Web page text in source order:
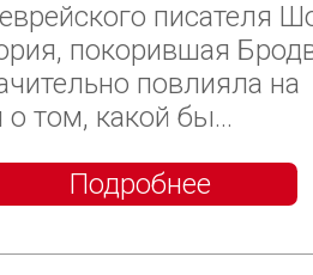
писателя
покорившая
повлияла на
о том, какой бы...
Подробнее